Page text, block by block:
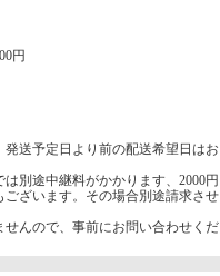
円
送予定日より前の配送希望日はお
別途中継料がかかります、2000円
ございます。その場合別途請求させ
せんので、事前にお問い合わせくだ